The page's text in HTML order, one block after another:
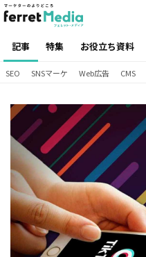
記事 特集 お役立ち資料
SEO SNSマーケ Web広告 CMS